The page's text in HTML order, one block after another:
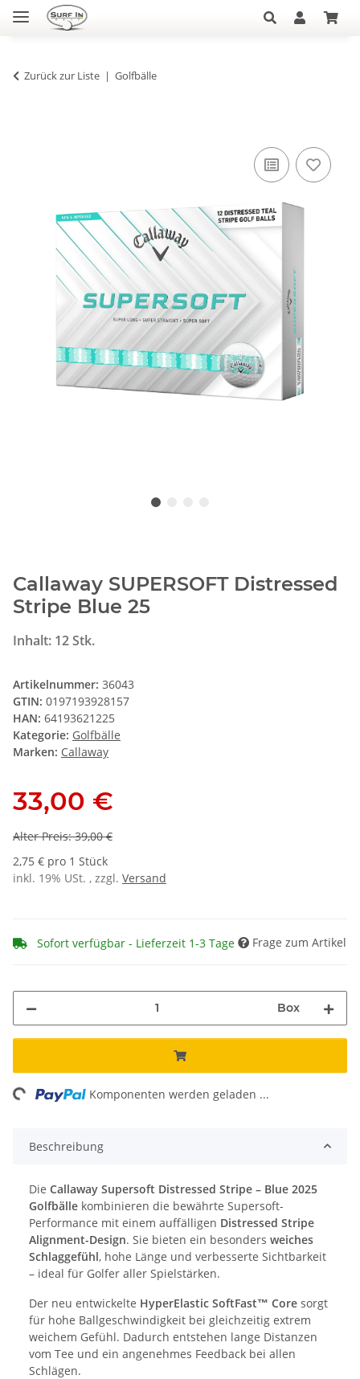
Zurück zur Liste Golfbälle
Callaway SUPERSOFT Distressed
Stripe Blue 25
Inhalt: 12 Stk.
Artikelnummer: 36043
GTIN: 0197193928157
HAN: 64193621225
Kategorie: Golfbälle
Marken: Callaway
33,00 €
2,75 € pro 1 Stück
inkl. 19% USt. , zzgl. Versand
Alter Preis: 39,00 €
Sofort verfügbar - Lieferzeit 1-3 Tage Frage zum Artikel
Box
Komponenten werden geladen ...
Beschreibung
Die Callaway Supersoft Distressed Stripe – Blue 2025
Golfbälle kombinieren die bewährte Supersoft-
Performance mit einem auffälligen Distressed Stripe
Alignment-Design. Sie bieten ein besonders weiches
Schlaggefühl, hohe Länge und verbesserte Sichtbarkeit
– ideal für Golfer aller Spielstärken.
Der neu entwickelte HyperElastic SoftFast™ Core sorgt
für hohe Ballgeschwindigkeit bei gleichzeitig extrem
weichem Gefühl. Dadurch entstehen lange Distanzen
vom Tee und ein angenehmes Feedback bei allen
Schlägen.